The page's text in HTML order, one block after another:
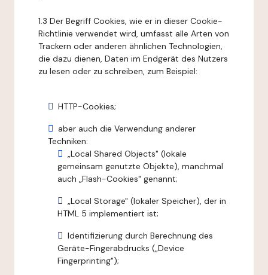
1.3 Der Begriff Cookies, wie er in dieser Cookie-
Richtlinie verwendet wird, umfasst alle Arten von
Trackern oder anderen ähnlichen Technologien,
die dazu dienen, Daten im Endgerät des Nutzers
zu lesen oder zu schreiben, zum Beispiel:
HTTP-Cookies;
aber auch die Verwendung anderer
Techniken:
„Local Shared Objects" (lokale
gemeinsam genutzte Objekte), manchmal
auch „Flash-Cookies" genannt;
„Local Storage" (lokaler Speicher), der in
HTML 5 implementiert ist;
Identifizierung durch Berechnung des
Geräte-Fingerabdrucks („Device
Fingerprinting");